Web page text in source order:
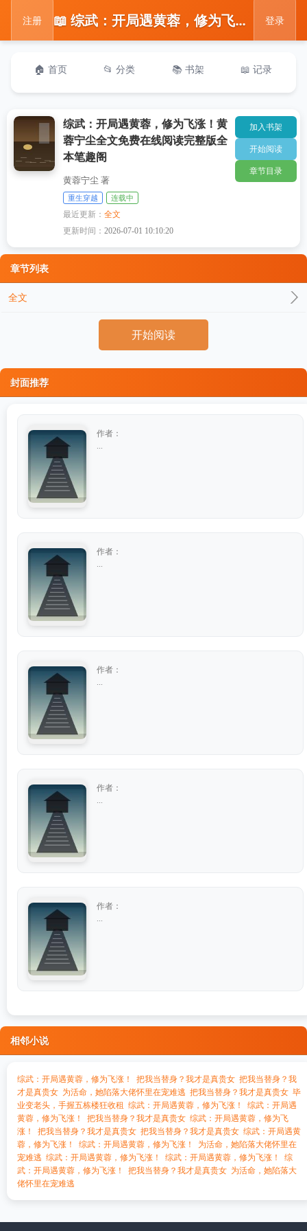
注册 📖 综武：开局遇黄蓉，修为飞涨！黄蓉宁尘全文免费在线阅读完整版全本笔趣阁 登录
🏠 首页 📂 分类 📚 书架 📖 记录
综武：开局遇黄蓉，修为飞涨！黄
蓉宁尘全文免费在线阅读完整版全
本笔趣阁
黄蓉宁尘 著
重生穿越 连载中
最近更新：全文
更新时间：2026-07-01 10:10:20
加入书架
开始阅读
章节目录
章节列表
全文
开始阅读
封面推荐
作者：
作者：
作者：
作者：
作者：
相邻小说
综武：开局遇黄蓉，修为飞涨！ 把我当替身？我才是真贵女 把我当替身？我
才是真贵女 为活命，她陷落大佬怀里在宠难逃 把我当替身？我才是真贵女 毕
业变老头，手握五栋楼狂收租 综武：开局遇黄蓉，修为飞涨！
综武：开局遇
黄蓉，修为飞涨！
把我当替身？我才是真贵女 综武：开局遇黄蓉，修为飞
涨！
把我当替身？我才是真贵女 把我当替身？我才是真贵女 综武：开局遇黄
蓉，修为飞涨！
综武：开局遇黄蓉，修为飞涨！
为活命，她陷落大佬怀里在
宠难逃 综武：开局遇黄蓉，修为飞涨！ 综武：开局遇黄蓉，修为飞涨！
综
武：开局遇黄蓉，修为飞涨！
把我当替身？我才是真贵女 为活命，她陷落大
佬怀里在宠难逃